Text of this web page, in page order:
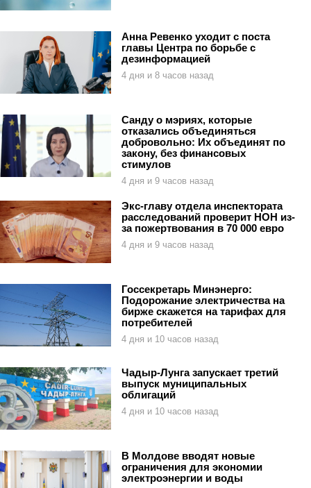
Анна Ревенко уходит с поста
главы Центра по борьбе с
дезинформацией
4 дня и 8 часов назад
Санду о мэриях, которые
отказались объединяться
добровольно: Их объединят по
закону, без финансовых
стимулов
4 дня и 9 часов назад
Экс-главу отдела инспектората
расследований проверит НОН из-
за пожертвования в 70 000 евро
4 дня и 9 часов назад
Госсекретарь Минэнерго:
Подорожание электричества на
бирже скажется на тарифах для
потребителей
4 дня и 10 часов назад
Чадыр-Лунга запускает третий
выпуск муниципальных
облигаций
4 дня и 10 часов назад
В Молдове вводят новые
ограничения для экономии
электроэнергии и воды